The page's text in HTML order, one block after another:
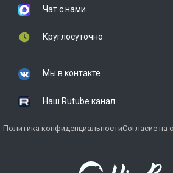
Чат с нами
Круглосуточно
Мы в контакте
Наш Rutube канал
Политика конфиденциальностиСогласие на